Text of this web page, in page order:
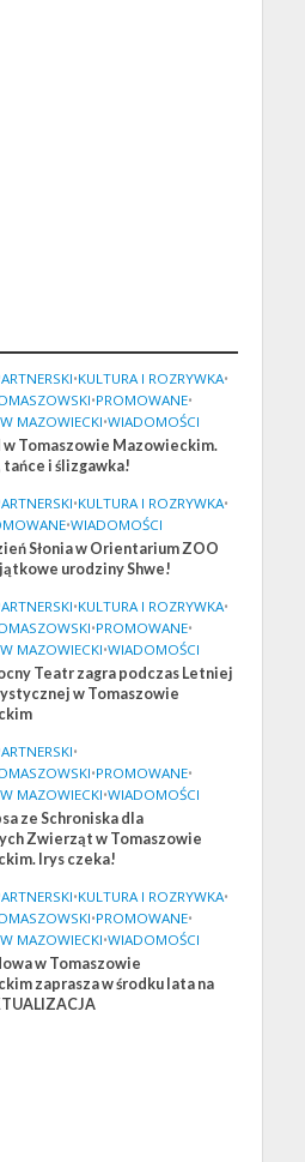
•KULTURA I ROZRYWKA•
•PROMOWANE•
MAZOWIECKI•WIADOMOŚCI
Tomaszowie Mazowieckim.
i ślizgawka!
•KULTURA I ROZRYWKA•
•WIADOMOŚCI
Słonia w Orientarium ZOO
urodziny Shwe!
•KULTURA I ROZRYWKA•
•PROMOWANE•
MAZOWIECKI•WIADOMOŚCI
Teatr zagra podczas Letniej
w Tomaszowie
•
•PROMOWANE•
MAZOWIECKI•WIADOMOŚCI
ze Schroniska dla
Zwierząt w Tomaszowie
Irys czeka!
•KULTURA I ROZRYWKA•
•PROMOWANE•
MAZOWIECKI•WIADOMOŚCI
w Tomaszowie
zaprasza w środku lata na